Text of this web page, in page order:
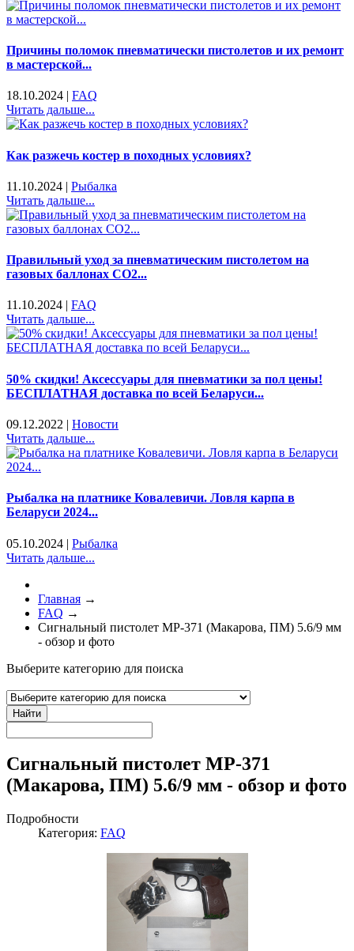
Причины поломок пневматически пистолетов и их ремонт
в мастерской...
18.10.2024 | FAQ
Читать дальше...
Как разжечь костер в походных условиях?
11.10.2024 | Рыбалка
Читать дальше...
Правильный уход за пневматическим пистолетом на
газовых баллонах CO2...
11.10.2024 | FAQ
Читать дальше...
50% скидки! Аксессуары для пневматики за пол цены!
БЕСПЛАТНАЯ доставка по всей Беларуси...
09.12.2022 | Новости
Читать дальше...
Рыбалка на платнике Ковалевичи. Ловля карпа в
Беларуси 2024...
05.10.2024 | Рыбалка
Читать дальше...
Главная →
FAQ →
Сигнальный пистолет МР-371 (Макарова, ПМ) 5.6/9 мм
- обзор и фото
Выберите категорию для поиска
Найти
Сигнальный пистолет МР-371
(Макарова, ПМ) 5.6/9 мм - обзор и фото
Подробности
Категория: FAQ